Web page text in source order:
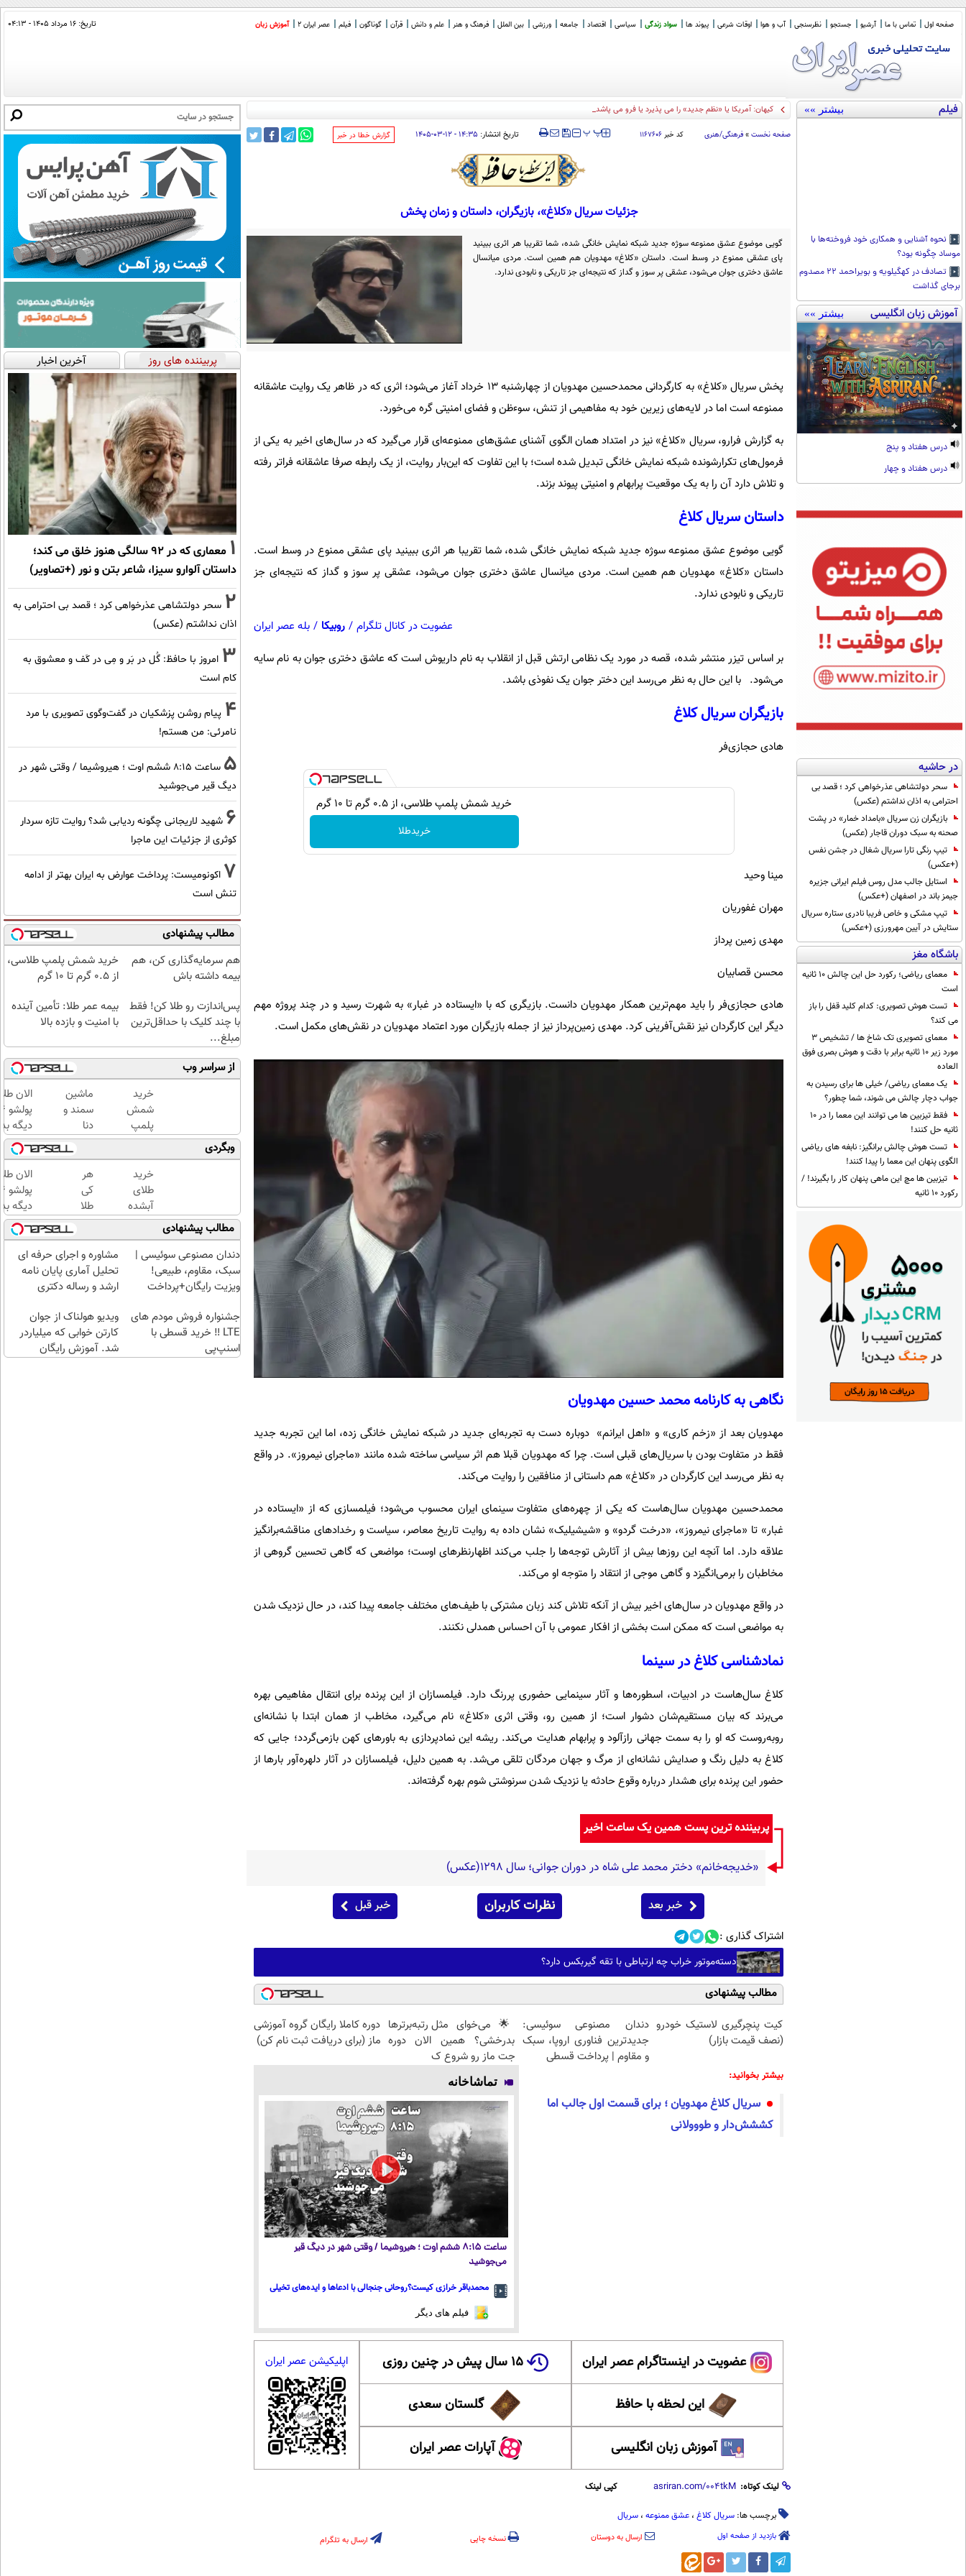
صفحه اول تماس با ما آرشیو جستجو نظرسنجی آب و هوا اوقات شرعی پیوند ها سواد زندگی سیاسی اقتصاد جامعه ورزشی بین الملل فرهنگ و هنر علم و دانش قرآن گوناگون فیلم عصر ایران 2 آموزش زبان تاریخ: ۱۶ مرداد ۱۴۰۵ - ۰۴:۱۳
فیلم بیشتر »»
نحوه آشنایی و همکاری خود فروخته‌ها با
موساد چگونه بود؟
تصادف در کهگیلویه و بویراحمد ۲۲ مصدوم
برجای گذاشت
آموزش زبان انگلیسی بیشتر »»
درس هفتاد و پنج
درس هفتاد و چهار
در حاشیه
سحر دولتشاهی عذرخواهی کرد ؛ قصد بی
احترامی به اذان نداشتم (عکس)
بازیگران زن سریال «بامداد خمار» در پشت
صحنه به سبک دوران قاجار (عکس)
تیپ رنگی تارا سریال شغال در جشن نفس
(+عکس)
استایل جالب مدل روس فیلم ایرانی جزیره
جیمز باند در اصفهان (+عکس)
تیپ مشکی و خاص فریبا نادری ستاره سریال
ستایش در آیین مهرورزی (+عکس)
باشگاه مغز
معمای ریاضی؛ رکورد حل این چالش 10 ثانیه
است
تست هوش تصویری: کدام کلید قفل را باز
می کند؟
معمای تصویری تک شاخ ها / تشخیص 3
مورد زیر 10 ثانیه برابر با دقت و هوش بصری فوق
العاده
یک معمای ریاضی/ خیلی ها برای رسیدن به
جواب دچار چالش می شوند، شما چطور؟
فقط تیزبین ها می توانند این معما را در 10
ثانیه حل کنند!
تست هوش چالش برانگیز: نابغه های ریاضی
الگوی پنهان این معما را پیدا کنند!
تیزبین ها مچ این ماهی پنهان کار را بگیرند! /
رکورد 10 ثانیه
کیهان: آمریکا یا «نظم جدید» را می پذیرد یا فرو می پاشد / تفاهم با عمان بی ار
صفحه نخست » فرهنگی/هنری کد خبر۱۱۶۷۶۰۶ ‍‍‍ پ پ تاریخ انتشار: ۱۴:۳۵ - ۱۲-۰۳-۱۴۰۵ ‌گزارش خطا در خبر
جزئیات سریال «کلاغ»، بازیگران، داستان و زمان پخش
گویی موضوع عشق ممنوعه سوژه جدید شبکه نمایش خانگی شده، شما تقریبا هر اثری ببینید
پای عشقی ممنوع در وسط است. داستان «کلاغ» مهدویان هم همین است. مردی میانسال
عاشق دختری جوان می‌شود، عشقی پر سوز و گداز که نتیجه‌ای جز تاریکی و نابودی ندارد.
پخش سریال «کلاغ» به کارگردانی محمدحسین مهدویان از چهارشنبه 13 خرداد آغاز می‌شود؛ اثری که در ظاهر یک روایت عاشقانه
ممنوعه است اما در لایه‌های زیرین خود به مفاهیمی از تنش، سوءظن و فضای امنیتی گره می‌خورد.
به گزارش فرارو، سریال «کلاغ» نیز در امتداد همان الگوی آشنای عشق‌های ممنوعه‌ای قرار می‌گیرد که در سال‌های اخیر به یکی از
فرمول‌های تکرارشونده شبکه نمایش خانگی تبدیل شده است؛ با این تفاوت که این‌بار روایت، از یک رابطه صرفا عاشقانه فراتر رفته
و تلاش دارد آن را به یک موقعیت پرابهام و امنیتی پیوند بزند.
داستان سریال کلاغ
گویی موضوع عشق ممنوعه سوژه جدید شبکه نمایش خانگی شده، شما تقریبا هر اثری ببینید پای عشقی ممنوع در وسط است.
داستان «کلاغ» مهدویان هم همین است. مردی میانسال عاشق دختری جوان می‌شود، عشقی پر سوز و گداز که نتیجه‌ای جز
تاریکی و نابودی ندارد.
عضویت در کانال تلگرام / روبیکا / بله عصر ایران
بر اساس تیزر منتشر شده، قصه در مورد یک نظامی ارتش قبل از انقلاب به نام داریوش است که عاشق دختری جوان به نام سایه
می‌شود. با این حال به نظر می‌رسد این دختر جوان یک نفوذی باشد.
بازیگران سریال کلاغ
هادی حجازی‌فر
خرید شمش پلمپ طلاسی، از ۰.۵ گرم تا ۱۰ گرم
خریدطلا
مینا وحید
مهران غفوریان
مهدی زمین پرداز
محسن قصابیان
هادی حجازی‌فر را باید مهم‌ترین همکار مهدویان دانست. بازیگری که با «ایستاده در غبار» به شهرت رسید و در چند پروژه مهم
دیگر این کارگردان نیز نقش‌آفرینی کرد. مهدی زمین‌پرداز نیز از جمله بازیگران مورد اعتماد مهدویان در نقش‌های مکمل است.
نگاهی به کارنامه محمد حسین مهدویان
مهدویان بعد از «زخم کاری» و «اهل ایرانم» دوباره دست به تجربه‌ای جدید در شبکه نمایش خانگی زده، اما این تجربه جدید
فقط در متفاوت بودن با سریال‌های قبلی است. چرا که مهدویان قبلا هم اثر سیاسی ساخته شده مانند «ماجرای نیمروز». در واقع
به نظر می‌رسد این کارگردان در «کلاغ» هم داستانی از منافقین را روایت می‌کند.
محمدحسین مهدویان سال‌هاست که یکی از چهره‌های متفاوت سینمای ایران محسوب می‌شود؛ فیلمسازی که از «ایستاده در
غبار» تا «ماجرای نیمروز»، «درخت گردو» و «شیشیلیک» نشان داده به روایت تاریخ معاصر، سیاست و رخدادهای مناقشه‌برانگیز
علاقه دارد. اما آنچه این روزها بیش از آثارش توجه‌ها را جلب می‌کند اظهارنظرهای اوست؛ مواضعی که گاهی تحسین گروهی از
مخاطبان را برمی‌انگیزد و گاهی موجی از انتقاد را متوجه او می‌کند.
در واقع مهدویان در سال‌های اخیر بیش از آنکه تلاش کند زبان مشترکی با طیف‌های مختلف جامعه پیدا کند، در حال نزدیک شدن
به مواضعی است که ممکن است بخشی از افکار عمومی با آن احساس همدلی نکنند.
نمادشناسی کلاغ در سینما
کلاغ سال‌هاست در ادبیات، اسطوره‌ها و آثار سینمایی حضوری پررنگ دارد. فیلمسازان از این پرنده برای انتقال مفاهیمی بهره
می‌برند که بیان مستقیم‌شان دشوار است؛ از همین رو، وقتی اثری «کلاغ» نام می‌گیرد، مخاطب از همان ابتدا با نشانه‌ای
روبه‌روست که او را به سمت جهانی رازآلود و پرابهام هدایت می‌کند. ریشه این نمادپردازی به باورهای کهن بازمی‌گردد؛ جایی که
کلاغ به دلیل رنگ و صدایش نشانه‌ای از مرگ و جهان مردگان تلقی می‌شد. به همین دلیل، فیلمسازان در آثار دلهره‌آور بارها از
حضور این پرنده برای هشدار درباره وقوع حادثه یا نزدیک شدن سرنوشتی شوم بهره گرفته‌اند.
پربیننده ترین پست همین یک ساعت اخیر
«خدیجه‌خانم» دختر محمد علی شاه در دوران جوانی؛ سال 1298(عکس)
خبر بعد نظرات کاربران خبر قبل
اشتراک گذاری :
دسته‌موتور خراب چه ارتباطی با تقه گیربکس دارد؟
مطالب پیشنهادی
کیت پنچرگیری لاستیک خودرو
(نصف قیمت بازار)
دندان مصنوعی سوئیسی:
جدیدترین فناوری اروپا، سبک
و مقاوم | پرداخت قسطی
🌟 می‌خوای مثل رتبه‌برترها
بدرخشی؟ همین الان دوره
جت ماز رو شروع ک
دوره کاملا رایگان گروه آموزشی
ماز (برای دریافت ثبت نام کن)
بیشتر بخوانید:
سریال کلاغ مهدویان ؛ برای قسمت اول جالب اما
کششش‌دار و طووولانی
تماشاخانه
ساعت ۸:۱۵ ششم اوت ؛ هیروشیما / وقتی شهر در دیگ قیر
می‌جوشید
محمدباقر خرازی کیست؟روحانی جنجالی با ادعاها و ایده‌های تخیلی
فیلم های دیگر
عضویت در اینستاگرام عصر ایران ۱۵ سال پیش در چنین روزی
این لحظه با حافظ گلستان سعدی
آموزش زبان انگلیسی آپارات عصر ایران
اپلیکیشن عصر ایران
لینک کوتاه: کپی لینک
برچسب ها: سریال کلاغ ، عشق ممنوعه ، سریال
بازدید از صفحه اول ارسال به دوستان نسخه چاپی ارسال به تلگرام
پربیننده های روز آخرین اخبار
1
معماری که در 92 سالگی هنوز خلق می کند؛
داستان آلوارو سیزا، شاعر بتن و نور (+تصاویر)
2 سحر دولتشاهی عذرخواهی کرد ؛ قصد بی احترامی به
اذان نداشتم (عکس)
3 امروز با حافظ: گُل در بَر و مِی در کَف و معشوق به
کام است
4 پیام روشن پزشکیان در گفت‌و‌گوی تصویری با مرد
نامرئی: من هستم!
5
ساعت ۸:۱۵ ششم اوت ؛ هیروشیما / وقتی شهر در
دیگ قیر می‌جوشید
6 شهید لاریجانی چگونه ردیابی شد؟ روایت تازه سردار
کوثری از جزئیات این ماجرا
7 اکونومیست: پرداخت عوارض به ایران بهتر از ادامه
تنش است
مطالب پیشنهادی
هم سرمایه‌گذاری کن، هم
بیمه داشته باش
خرید شمش پلمپ طلاسی،
از ۰.۵ گرم تا ۱۰ گرم
پس‌اندازت رو طلا کن! فقط
با چند کلیک با حداقل‌ترین
مبلغ...
بیمه عمر طلا: تأمین آینده
با امنیت و بازده بالا
از سراسر وب
خرید
شمش
پلمپ
طلاسی،
از ۰.۵
گرم تا
۱۰ گرم
ماشین
سمند و
دنا
گذاشتی
برای
فروش
؟ اینجا
سریع و
راحت
بفروش
الان
دیگه
طلا با
بی‌بهره
وبگردی
خرید
طلای
آبشده
حتی با
۱۰۰هزارتومان
هر
کی
طلا
داره،
غم
نداره!
😊💎
(خرید
چند
کلیک)
الان
دیگه
طلا با
بی‌بهره
مطالب پیشنهادی
دندان مصنوعی سوئیسی |
سبک، مقاوم، طبیعی!
ویزیت رایگان+پرداخت
مشاوره و اجرای حرفه ای
تحلیل آماری پایان نامه
ارشد و رساله دکتری
جشنواره فروش مودم های
LTE ‼️ خرید قسطی با
اسنپ‌پی
ویدیو هولناک از جوان
کارتن خوابی که میلیاردر
شد. آموزش رایگان